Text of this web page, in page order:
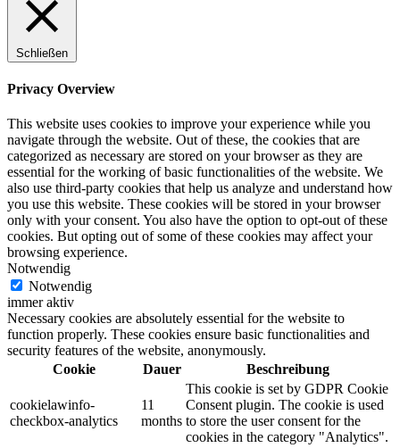
Schließen
Privacy Overview
This website uses cookies to improve your experience while you
navigate through the website. Out of these, the cookies that are
categorized as necessary are stored on your browser as they are
essential for the working of basic functionalities of the website. We
also use third-party cookies that help us analyze and understand how
you use this website. These cookies will be stored in your browser
only with your consent. You also have the option to opt-out of these
cookies. But opting out of some of these cookies may affect your
browsing experience.
Notwendig
Notwendig
immer aktiv
Necessary cookies are absolutely essential for the website to
function properly. These cookies ensure basic functionalities and
security features of the website, anonymously.
Cookie
Dauer Beschreibung
cookielawinfo-
checkbox-analytics
11
months
This cookie is set by GDPR Cookie
Consent plugin. The cookie is used
to store the user consent for the
cookies in the category "Analytics".